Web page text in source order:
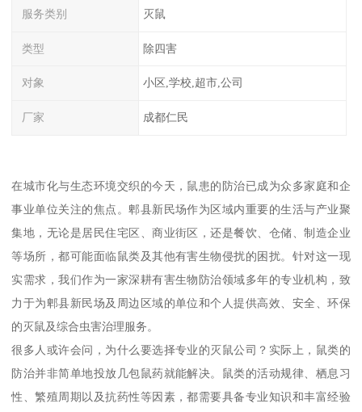
服务类别 灭鼠
类型 除四害
对象 小区,学校,超市,公司
厂家 成都仁民
在城市化与生态环境交织的今天，鼠患的防治已成为众多家庭和企
事业单位关注的焦点。郫县新民场作为区域内重要的生活与产业聚
集地，无论是居民住宅区、商业街区，还是餐饮、仓储、制造企业
等场所，都可能面临鼠类及其他有害生物侵扰的困扰。针对这一现
实需求，我们作为一家深耕有害生物防治领域多年的专业机构，致
力于为郫县新民场及周边区域的单位和个人提供高效、安全、环保
的灭鼠及综合虫害治理服务。
很多人或许会问，为什么要选择专业的灭鼠公司？实际上，鼠类的
防治并非简单地投放几包鼠药就能解决。鼠类的活动规律、栖息习
性、繁殖周期以及抗药性等因素，都需要具备专业知识和丰富经验